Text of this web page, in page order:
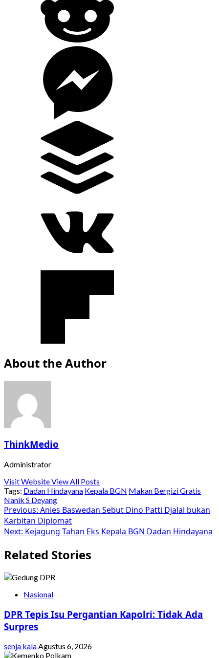
About the Author
ThinkMedio
Administrator
Visit WebsiteView All Posts
Tags: Dadan Hindayana Kepala BGN Makan Bergizi Gratis
Nanik S Deyang
Post
navigation
Previous: Anies Baswedan Sebut Dino Patti Djalal bukan
Karbitan Diplomat
Next: Kejagung Tahan Eks Kepala BGN Dadan Hindayana
Related Stories
Nasional
DPR Tepis Isu Pergantian Kapolri: Tidak Ada
Surpres
senja kalaAgustus 6, 2026